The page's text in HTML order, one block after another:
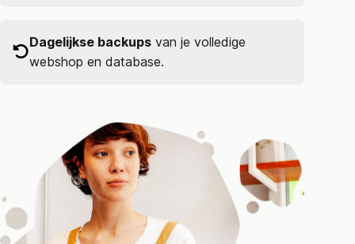
Dagelijkse backups van je volledige
webshop en database.